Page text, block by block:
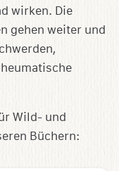
wirken. Die
gehen weiter und
Wild- und
Büchern: